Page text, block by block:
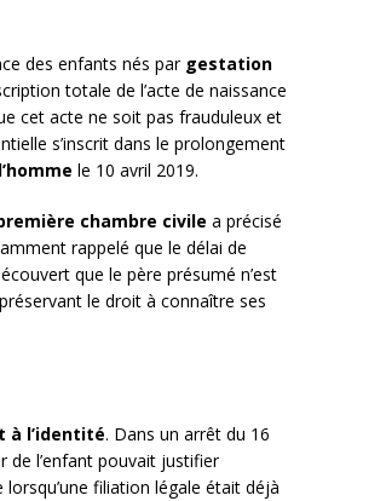
des enfants nés par gestation
totale de l’acte de naissance
cet acte ne soit pas frauduleux et
s’inscrit dans le prolongement
le 10 avril 2019.
chambre civile a précisé
rappelé que le délai de
que le père présumé n’est
le droit à connaître ses
à l’identité. Dans un arrêt du 16
de l’enfant pouvait justifier
filiation légale était déjà